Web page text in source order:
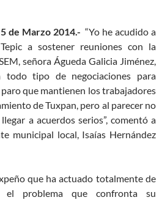
5 de Marzo 2014.-“Yo he acudido a
Tepic a sostener reuniones con la
señora Águeda Galicia Jiménez,
todo tipo de negociaciones para
que mantienen los trabajadores
de Tuxpan, pero al parecer no
a acuerdos serios”, comentó a
municipal local, Isaías Hernández
que ha actuado totalmente de
problema que confronta su